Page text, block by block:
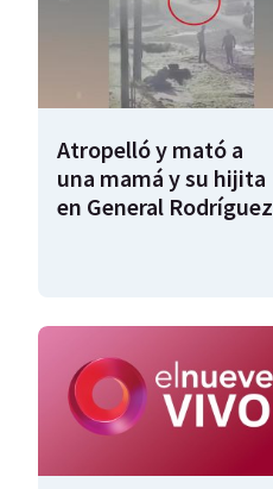
Atropelló y mató a
una mamá y su hijita
en General Rodríguez